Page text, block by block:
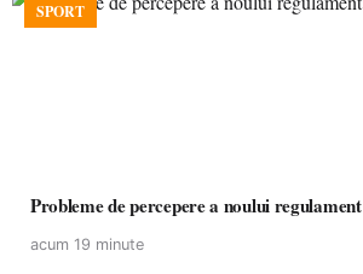
SPORT
Probleme de percepere a noului regulament
acum 19 minute